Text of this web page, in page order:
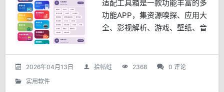
适配工具箱是一款功能丰富的多
功能APP，集资源嗅探、应用大
全、影视解析、游戏、壁纸、音
便捷的一站式数字生活工具。
2026年04月13日 拾帖蛙 2368
0 评论
实用软件